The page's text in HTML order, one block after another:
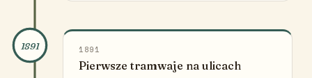
1891 1891
Pierwsze tramwaje na ulicach